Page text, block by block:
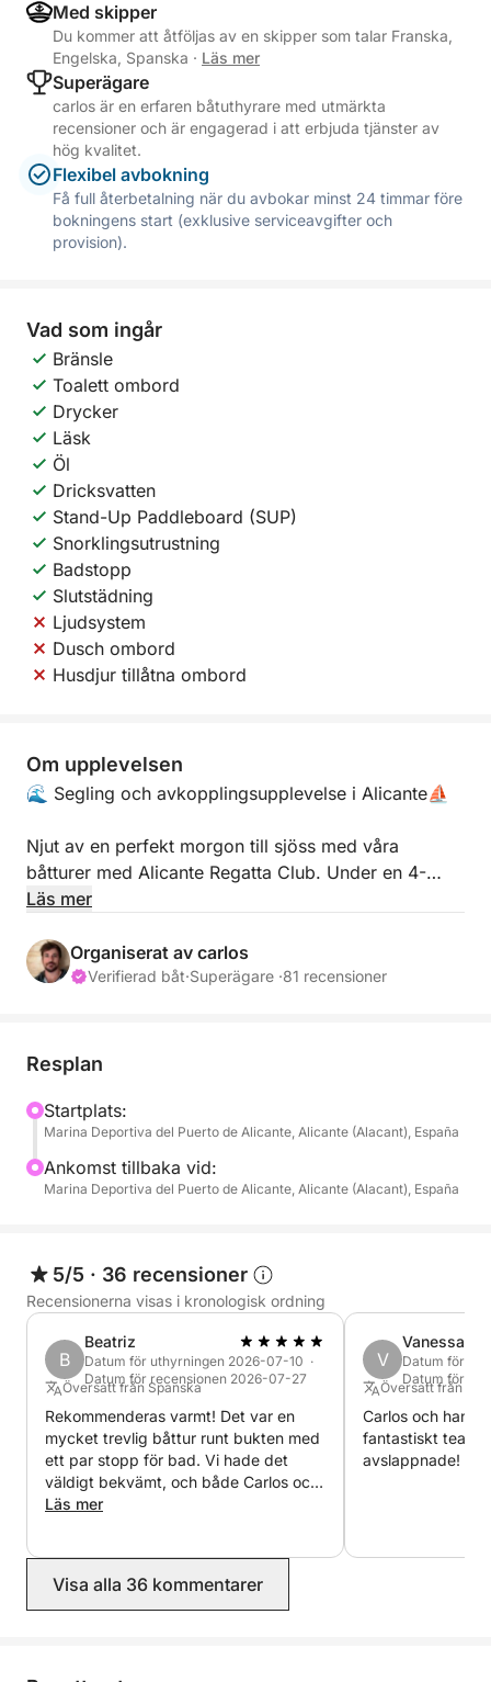
Med skipper
Du kommer att åtföljas av en skipper som talar Franska,
Engelska, Spanska · Läs mer
Superägare
carlos är en erfaren båtuthyrare med utmärkta
recensioner och är engagerad i att erbjuda tjänster av
hög kvalitet.
Flexibel avbokning
Få full återbetalning när du avbokar minst 24 timmar före
bokningens start (exklusive serviceavgifter och
provision).
Vad som ingår
Bränsle
Toalett ombord
Drycker
Läsk
Öl
Dricksvatten
Stand-Up Paddleboard (SUP)
Snorklingsutrustning
Badstopp
Slutstädning
Ljudsystem
Dusch ombord
Husdjur tillåtna ombord
Om upplevelsen
🌊 Segling och avkopplingsupplevelse i Alicante⛵
Njut av en perfekt morgon till sjöss med våra
båtturer med Alicante Regatta Club. Under en 4-
timmars kryssning kan du koppla av i solen, utforska
upplevelse ombord.
Postiguet och Almadraba
njuta av under överfarten.
✅ Komplett utrustning: paddleboards,
snorkelutrustning och allt du behöver för en
oförglömlig dag.
🌞 Oavsett om du vill varva ner, upptäcka havet från
ett annat perspektiv eller dela ett speciellt ögonblick
med vänner och familj, är den här upplevelsen för
dig. Boka din plats och ge dig ut på äventyret! 🚤✨
Läs mer
Organiserat av carlos
Verifierad båt·Superägare ·81 recensioner
Resplan
Startplats:
Marina Deportiva del Puerto de Alicante, Alicante (Alacant), España
Ankomst tillbaka vid:
Marina Deportiva del Puerto de Alicante, Alicante (Alacant), España
5/5 · 36 recensioner
Recensionerna visas i kronologisk ordning
B
Beatriz
Datum för uthyrningen 2026-07-10 ·
Datum för recensionen 2026-07-27
Översatt från Spanska
Rekommenderas varmt! Det var en
mycket trevlig båttur runt bukten med
ett par stopp för bad. Vi hade det
väldigt bekvämt, och både Carlos och
hans pappa var fantastiska värdar. En
Läs mer
V
Vanessa
Datum för
Datum för
Översatt från
Carlos och hans
fantastiskt team
avslappnade!
Visa alla 36 kommentarer